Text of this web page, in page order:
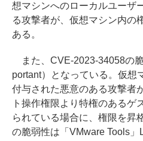
想マシンへのローカルユーザ
る攻撃者が、仮想マシン内の
ある。
また、CVE-2023-34058の
portant）となっている。仮想
付与された悪意のある攻撃者
ト操作権限より特権のあるゲ
られている場合に、権限を昇
の脆弱性は「VMware Tools